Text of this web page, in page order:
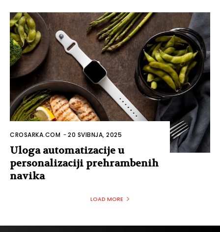
CROSARKA.COM -20 SVIBNJA, 2025
Uloga automatizacije u
personalizaciji prehrambenih
navika
LOAD MORE